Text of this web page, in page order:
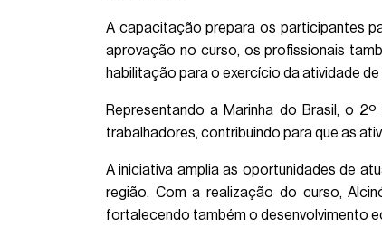
A capacitação prepara os participantes
aprovação no curso, os profissionais
habilitação para o exercício da atividade de
Representando a Marinha do Brasil, o
trabalhadores, contribuindo para que as
A iniciativa amplia as oportunidades de
região. Com a realização do curso,
fortalecendo também o desenvolvimento